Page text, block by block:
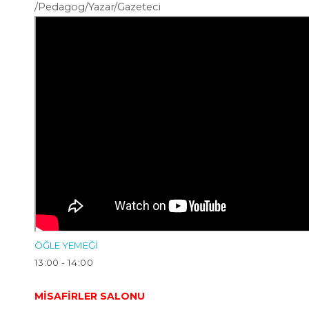
/Pedagog/Yazar/Gazeteci
ÖĞLE YEMEĞİ
13:00 - 14:00
MİSAFİRLER SALONU